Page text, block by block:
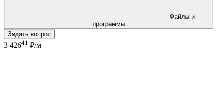
программы
Задать вопрос
3 42641 ₽/м